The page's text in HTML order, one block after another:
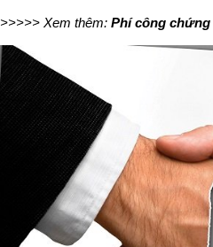
>>>>> Xem thêm: Phí công chứng